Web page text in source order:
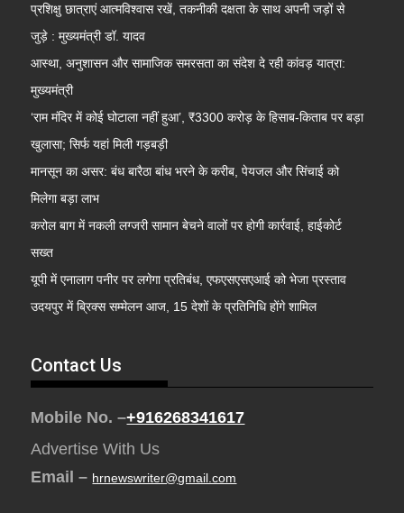
प्रशिक्षु छात्राएं आत्मविश्वास रखें, तकनीकी दक्षता के साथ अपनी जड़ों से
जुड़े : मुख्यमंत्री डॉ. यादव
आस्था, अनुशासन और सामाजिक समरसता का संदेश दे रही कांवड़ यात्रा:
मुख्यमंत्री
‘राम मंदिर में कोई घोटाला नहीं हुआ’, ₹3300 करोड़ के हिसाब-किताब पर बड़ा
खुलासा; सिर्फ यहां मिली गड़बड़ी
मानसून का असर: बंध बारैठा बांध भरने के करीब, पेयजल और सिंचाई को
मिलेगा बड़ा लाभ
करोल बाग में नकली लग्जरी सामान बेचने वालों पर होगी कार्रवाई, हाईकोर्ट
सख्त
यूपी में एनालाग पनीर पर लगेगा प्रतिबंध, एफएसएसएआई को भेजा प्रस्ताव
उदयपुर में ब्रिक्स सम्मेलन आज, 15 देशों के प्रतिनिधि होंगे शामिल
Contact Us
Mobile No. –+916268341617
Advertise With Us
Email – hrnewswriter@gmail.com